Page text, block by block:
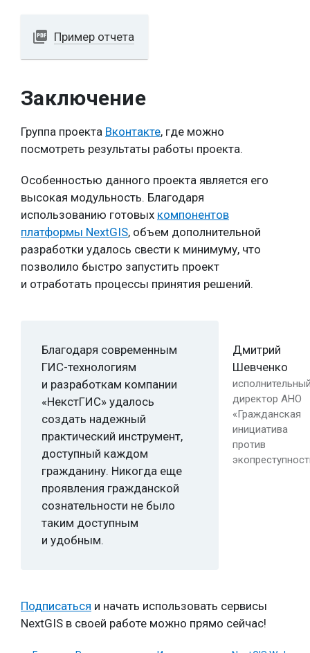
picture_as_pdf Пример отчета
Заключение
Группа проекта Вконтакте, где можно
посмотреть результаты работы проекта.
Особенностью данного проекта является его
высокая модульность. Благодаря
использованию готовых компонентов
платформы NextGIS, объем дополнительной
разработки удалось свести к минимуму, что
позволило быстро запустить проект
и отработать процессы принятия решений.
Благодаря современным
ГИС-технологиям
и разработкам компании
«НекстГИС» удалось
создать надежный
практический инструмент,
доступный каждом
гражданину. Никогда еще
проявления гражданской
сознательности не было
таким доступным
и удобным.
Дмитрий
Шевченко
директор АНО
«Гражданская
инициатива
против
Подписаться и начать использовать сервисы
NextGIS в своей работе можно прямо сейчас!